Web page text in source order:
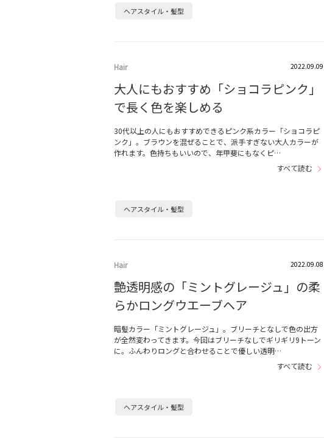
ヘアスタイル・髪型
Hair 2022.09.09
大人にもおすすめ「ショコラピンク」
で長く色を楽しめる
30代以上の人にもおすすめできるピンク系カラー「ショコラピ
ンク」。ブラウンを混ぜることで、派手すぎない大人カラーが
作れます。色持ちもいいので、年甲斐にもなくピ…
すべて読む
ヘアスタイル・髪型
Hair 2022.09.08
艶透明感の「ミントグレージュ」の柔
らかロングウエーブヘア
暗髪カラー「ミントグレージュ」。ブリーチとなしで色の出方
が全然変わってきます。今回はブリーチなしでギリギリ9トーン
に。ふんわりロングと合わせることで優しい透明…
すべて読む
ヘアスタイル・髪型